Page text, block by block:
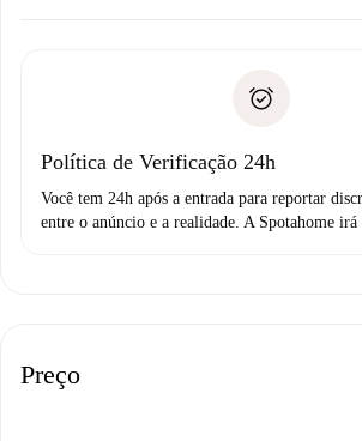
Débito direto bancário
não comunicar nenhum problema.
Política de Verificação 24h
Você tem 24h após a entrada para reportar
entre o anúncio e a realidade. A Spotahome irá
Preço